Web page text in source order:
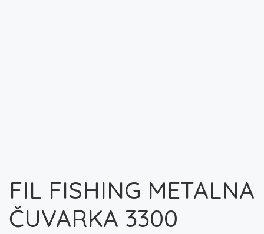
FIL FISHING METALNA
ČUVARKA 3300